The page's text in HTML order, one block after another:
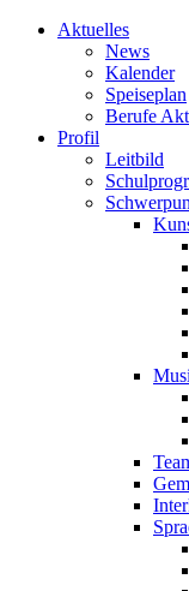
Aktuelles
News
Kalender
Speiseplan
Berufe
Profil
Leitbild